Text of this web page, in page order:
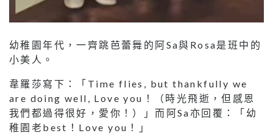
幼稚園年代，一齊跳芭蕾舞的阿Sa與Rosa是班中的
小美人。
韋羅莎寫下：「Time flies, but thankfully we
are doing well, Love you！（時光飛逝，但感恩
我們都過得很好，愛你！）」而阿Sa亦回覆：「幼
稚園老best！Love you！」